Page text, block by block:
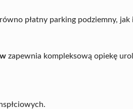
płatny parking podziemny,
zapewnia kompleksową opiekę